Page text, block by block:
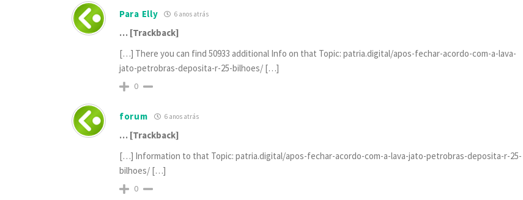
Para Elly 6 anos atrás
… [Trackback]
[…] There you can find 50933 additional Info on that Topic: patria.digital/apos-fechar-acordo-com-a-lava-
jato-petrobras-deposita-r-25-bilhoes/ […]
0
forum 6 anos atrás
… [Trackback]
[…] Information to that Topic: patria.digital/apos-fechar-acordo-com-a-lava-jato-petrobras-deposita-r-25-
bilhoes/ […]
0